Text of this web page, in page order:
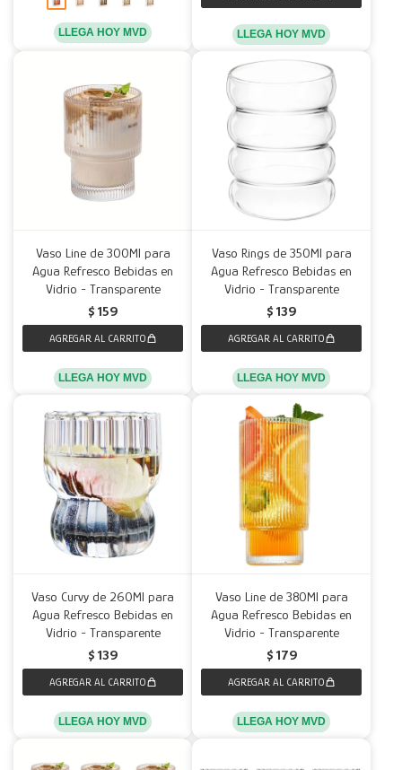
LLEGA HOY MVD LLEGA HOY MVD
Vaso Line de 300Ml para
Agua Refresco Bebidas en
Vidrio - Transparente
$ 159
LLEGA HOY MVD
Vaso Rings de 350Ml para
Agua Refresco Bebidas en
Vidrio - Transparente
$ 139
LLEGA HOY MVD
Vaso Curvy de 260Ml para
Agua Refresco Bebidas en
Vidrio - Transparente
$ 139
LLEGA HOY MVD
Vaso Line de 380Ml para
Agua Refresco Bebidas en
Vidrio - Transparente
$ 179
LLEGA HOY MVD